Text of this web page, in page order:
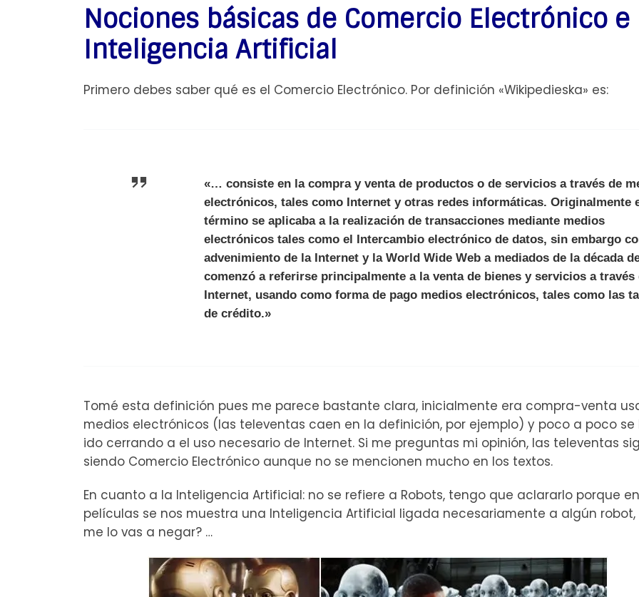
Nociones básicas de Comercio Electrónico e
Inteligencia Artificial
Primero debes saber qué es el Comercio Electrónico. Por definición «Wikipedieska» es:
«… consiste en la compra y venta de productos o de servicios a través de
electrónicos, tales como Internet y otras redes informáticas. Originalmente
término se aplicaba a la realización de transacciones mediante medios
electrónicos tales como el Intercambio electrónico de datos, sin embargo
advenimiento de la Internet y la World Wide Web a mediados de la década
comenzó a referirse principalmente a la venta de bienes y servicios a través
Internet, usando como forma de pago medios electrónicos, tales como las
de crédito.»
Tomé esta definición pues me parece bastante clara, inicialmente era compra-venta
medios electrónicos (las televentas caen en la definición, por ejemplo) y poco a poco se
ido cerrando a el uso necesario de Internet. Si me preguntas mi opinión, las televentas
siendo Comercio Electrónico aunque no se mencionen mucho en los textos.
En cuanto a la Inteligencia Artificial: no se refiere a Robots, tengo que aclararlo porque
películas se nos muestra una Inteligencia Artificial ligada necesariamente a algún robot,
me lo vas a negar? …